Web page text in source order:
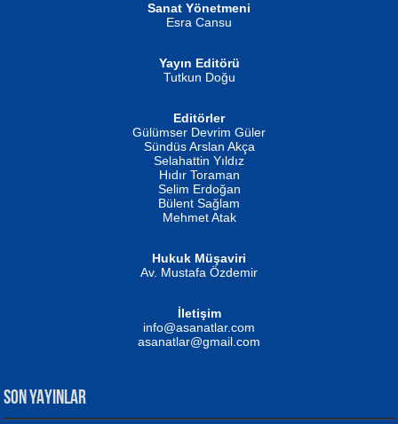
İSMAİL OKUTAN
Erkeklerin Kahrolması Ne Demektir
Evvel Zaman Tanrıçası...
Sanat Yönetmeni
Esra Cansu
Yayın Editörü
Tutkun Doğu
Editörler
Gülümser Devrim Güler
Sündüs Arslan Akça
Selahattin Yıldız
Hıdır Toraman
Selim Erdoğan
Bülent Sağlam
Mehmet Atak
Hukuk Müşaviri
Av. Mustafa Özdemir
İletişim
info@asanatlar.com
asanatlar@gmail.com
SON YAYINLAR